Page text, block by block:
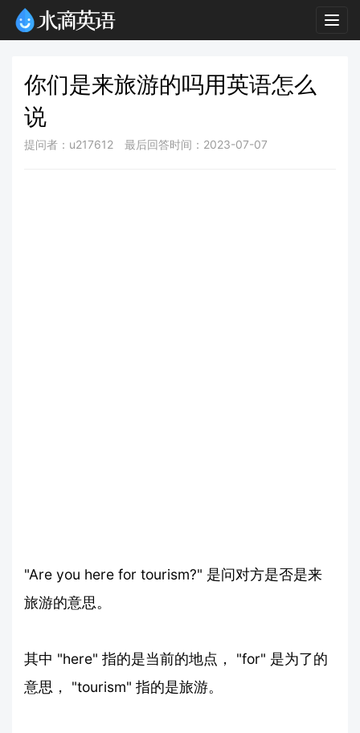
你们是来旅游的吗用英语怎么
说
提问者：u217612 最后回答时间：2023-07-07
"Are you here for tourism?" 是问对方是否是来
旅游的意思。
其中 "here" 指的是当前的地点， "for" 是为了的
意思， "tourism" 指的是旅游。